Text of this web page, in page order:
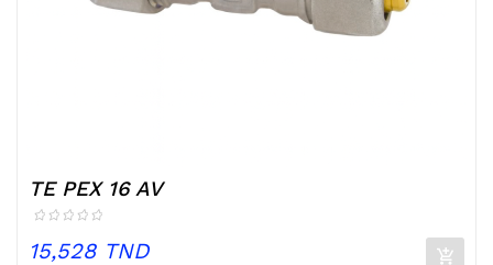
TE PEX 16 AV
Prix
15,528 TND